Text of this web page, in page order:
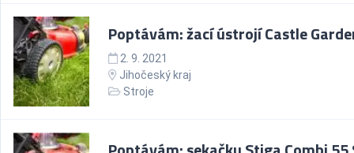
Poptávám: žací ústrojí Castle
2. 9. 2021
Jihočeský kraj
Stroje